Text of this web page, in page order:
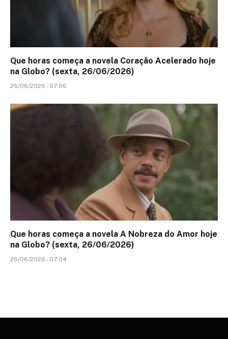
Que horas começa a novela Coração Acelerado hoje
na Globo? (sexta, 26/06/2026)
26/06/2026 - 07:06
Que horas começa a novela A Nobreza do Amor hoje
na Globo? (sexta, 26/06/2026)
26/06/2026 - 07:04